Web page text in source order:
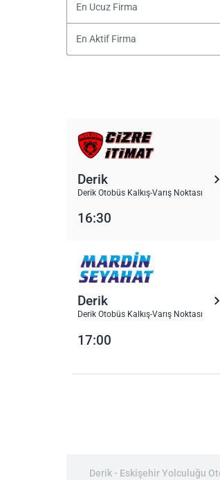
En Ucuz Firma
En Aktif Firma
Derik
Derik Otobüs Kalkış-Varış Noktası
16:30
Derik
Derik Otobüs Kalkış-Varış Noktası
17:00
Derik - Eskişehir Yolculuğu